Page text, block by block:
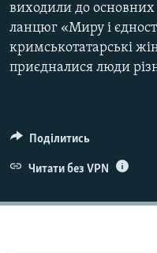
виходили до основних
ланцюг «Миру і
кримськотатарські
приєдналися люди
Поділитись
Читати без VPN